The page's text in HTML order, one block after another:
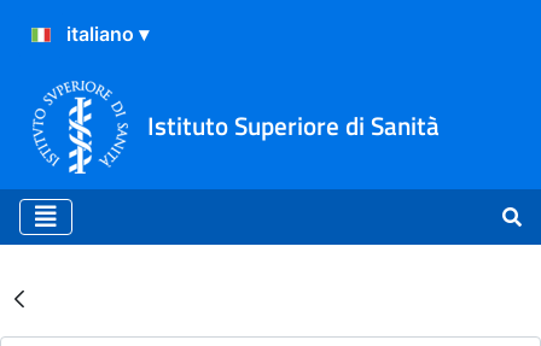
Istituto Superiore di Sanità
Risultati della Ricerca -